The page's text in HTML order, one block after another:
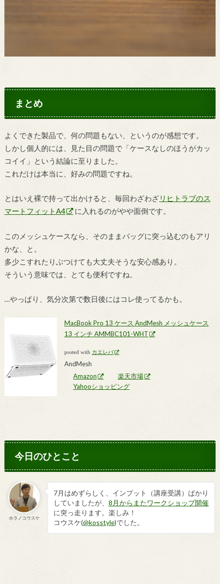
まとめ
よくできた製品で、何の問題もない、というのが感想です。
しかし個人的には、見た目の問題で「ケースなしのほうがカッ
コイイ」という結論に至りました。
これだけは本当に、好みの問題ですね。
とはいえ裸で持って出かけると、毎回わざわざリヒトラブのス
マートフィットA4
に入れるのがやや面倒です。
このメッシュケースなら、そのままバッグに突っ込むのもアリ
かな、と。
多少こすれたりぶつけても大丈夫そうな安心感あり。
そういう意味では、とても便利ですね。
…やっぱり、気分次第で数日後にはコレ使ってるかも。
MacBook Pro 13 ケース AndMesh メッシュケース
13 インチ AMMBC101-WHT
posted with カエレバ
AndMesh
Amazon
楽天市場
Yahooショッピング
今日のひとこと
ホラノコウスケ
7月はめずらしく、インプット（講座受講）ばかり
していましたが、 8月からまたワークショップ開催
に突っ走ります。楽しみ！
コウスケ(@kosstyle)でした。